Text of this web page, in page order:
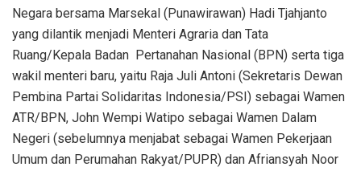
Negara bersama Marsekal (Punawirawan) Hadi Tjahjanto
yang dilantik menjadi Menteri Agraria dan Tata
Ruang/Kepala Badan Pertanahan Nasional (BPN) serta tiga
wakil menteri baru, yaitu Raja Juli Antoni (Sekretaris Dewan
Pembina Partai Solidaritas Indonesia/PSI) sebagai Wamen
ATR/BPN, John Wempi Watipo sebagai Wamen Dalam
Negeri (sebelumnya menjabat sebagai Wamen Pekerjaan
Umum dan Perumahan Rakyat/PUPR) dan Afriansyah Noor